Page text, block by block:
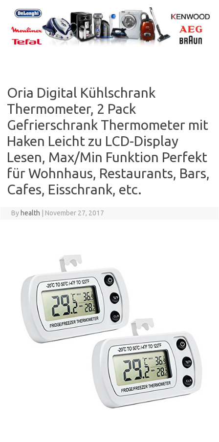
content
Oria Digital Kühlschrank
Thermometer, 2 Pack
Gefrierschrank Thermometer mit
Haken Leicht zu LCD-Display
Lesen, Max/Min Funktion Perfekt
für Wohnhaus, Restaurants, Bars,
Cafes, Eisschrank, etc.
By health November 27, 2017